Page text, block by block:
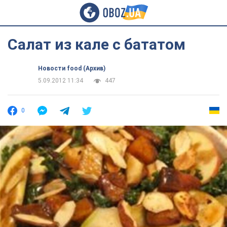
Салат из кале с бататом
Новости food (Архив)
5.09.2012 11:34
447
0